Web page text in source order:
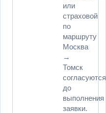
или
страховой
по
маршруту
Москва
→
Томск
согласуются
до
выполнения
заявки.